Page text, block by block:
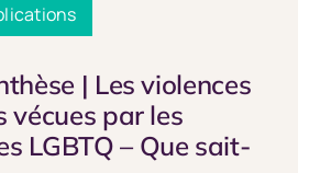
| Les violences
vécues par les
LGBTQ – Que sait-